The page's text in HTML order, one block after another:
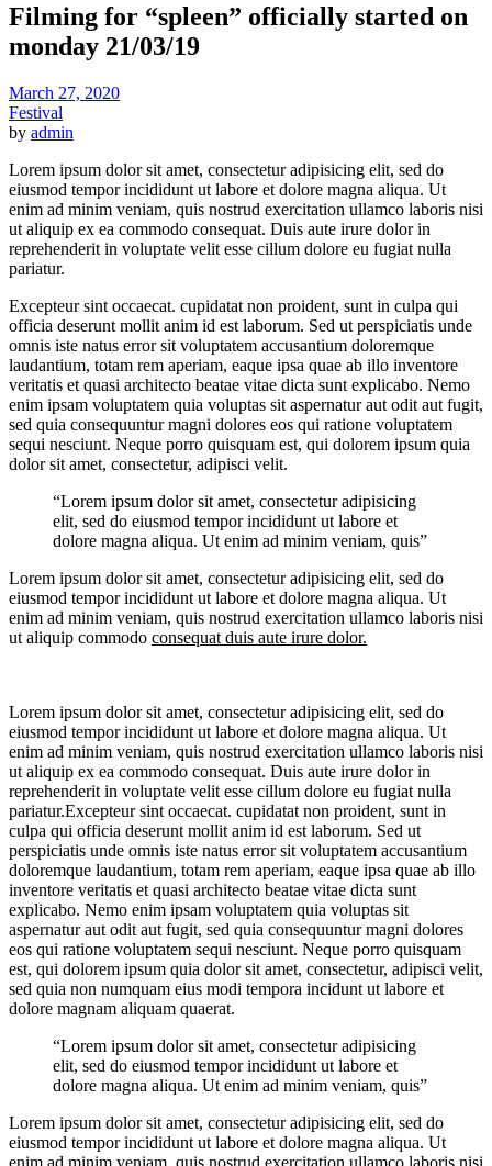
Filming for “spleen” officially started on
monday 21/03/19
March 27, 2020
Festival
by admin
Lorem ipsum dolor sit amet, consectetur adipisicing elit, sed do
eiusmod tempor incididunt ut labore et dolore magna aliqua. Ut
enim ad minim veniam, quis nostrud exercitation ullamco laboris nisi
ut aliquip ex ea commodo consequat. Duis aute irure dolor in
reprehenderit in voluptate velit esse cillum dolore eu fugiat nulla
pariatur.
Excepteur sint occaecat. cupidatat non proident, sunt in culpa qui
officia deserunt mollit anim id est laborum. Sed ut perspiciatis unde
omnis iste natus error sit voluptatem accusantium doloremque
laudantium, totam rem aperiam, eaque ipsa quae ab illo inventore
veritatis et quasi architecto beatae vitae dicta sunt explicabo. Nemo
enim ipsam voluptatem quia voluptas sit aspernatur aut odit aut fugit,
sed quia consequuntur magni dolores eos qui ratione voluptatem
sequi nesciunt. Neque porro quisquam est, qui dolorem ipsum quia
dolor sit amet, consectetur, adipisci velit.
“Lorem ipsum dolor sit amet, consectetur adipisicing
elit, sed do eiusmod tempor incididunt ut labore et
dolore magna aliqua. Ut enim ad minim veniam, quis”
Lorem ipsum dolor sit amet, consectetur adipisicing elit, sed do
eiusmod tempor incididunt ut labore et dolore magna aliqua. Ut
enim ad minim veniam, quis nostrud exercitation ullamco laboris nisi
ut aliquip commodo consequat duis aute irure dolor.
Lorem ipsum dolor sit amet, consectetur adipisicing elit, sed do
eiusmod tempor incididunt ut labore et dolore magna aliqua. Ut
enim ad minim veniam, quis nostrud exercitation ullamco laboris nisi
ut aliquip ex ea commodo consequat. Duis aute irure dolor in
reprehenderit in voluptate velit esse cillum dolore eu fugiat nulla
pariatur.Excepteur sint occaecat. cupidatat non proident, sunt in
culpa qui officia deserunt mollit anim id est laborum. Sed ut
perspiciatis unde omnis iste natus error sit voluptatem accusantium
doloremque laudantium, totam rem aperiam, eaque ipsa quae ab illo
inventore veritatis et quasi architecto beatae vitae dicta sunt
explicabo. Nemo enim ipsam voluptatem quia voluptas sit
aspernatur aut odit aut fugit, sed quia consequuntur magni dolores
eos qui ratione voluptatem sequi nesciunt. Neque porro quisquam
est, qui dolorem ipsum quia dolor sit amet, consectetur, adipisci velit,
sed quia non numquam eius modi tempora incidunt ut labore et
dolore magnam aliquam quaerat.
“Lorem ipsum dolor sit amet, consectetur adipisicing
elit, sed do eiusmod tempor incididunt ut labore et
dolore magna aliqua. Ut enim ad minim veniam, quis”
Lorem ipsum dolor sit amet, consectetur adipisicing elit, sed do
eiusmod tempor incididunt ut labore et dolore magna aliqua. Ut
enim ad minim veniam, quis nostrud exercitation ullamco laboris nisi